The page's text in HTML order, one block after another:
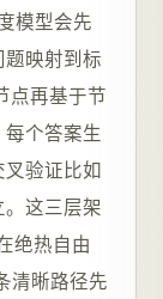
模型会先
映射到标
点再基于节
个答案生
验证比如
这三层架
绝热自由
清晰路径先